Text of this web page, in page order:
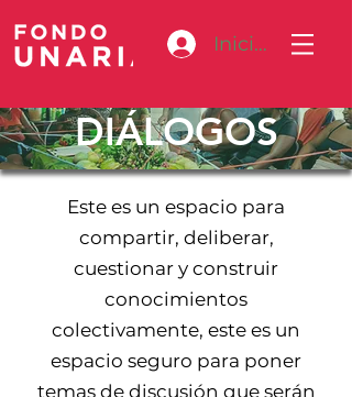
Iniciar sesión
DIÁLOGOS
Este es un espacio para
compartir, deliberar,
cuestionar y construir
conocimientos
colectivamente, este es un
espacio seguro para poner
temas de discusión que serán